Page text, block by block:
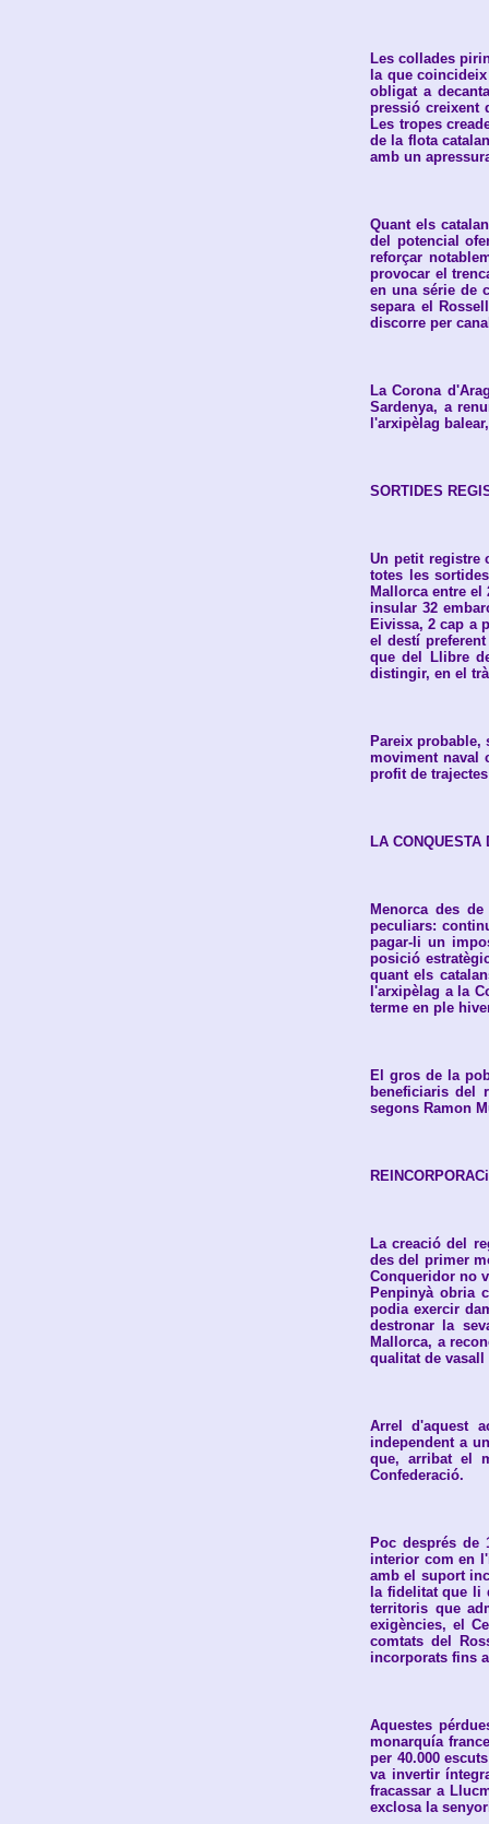
Les collades
la que
obligat a
pressió creixent
Les tropes
de la flota
amb un
Quant els
del potencial
reforçar
provocar el
en una série de
separa el
discorre per
La Corona
Sardenya, a
l'arxipèlag
SORTIDES
Un petit registre
totes les
Mallorca entre
insular 32
Eivissa, 2 cap a
el destí
que del Llibre
distingir, en el
Pareix
moviment naval
profit de
LA CONQUESTA
Menorca des
peculiars:
pagar-li un
posició
quant els
l'arxipèlag a la
terme en ple
El gros de la
beneficiaris del
segons Ramon
La creació del
des del primer
Conqueridor no
Penpinyà obria
podia exercir
destronar la
Mallorca, a
qualitat de
Arrel d'aquest
independent a
que, arribat el
Confederació.
Poc després de
interior com en
amb el suport
la fidelitat que li
territoris que
exigències, el
comtats del
incorporats fins
Aquestes
monarquía
per 40.000
va invertir
fracassar a
exclosa la